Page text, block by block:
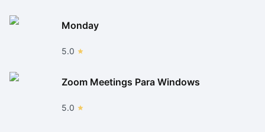
Monday
5.0
Zoom Meetings Para Windows
5.0